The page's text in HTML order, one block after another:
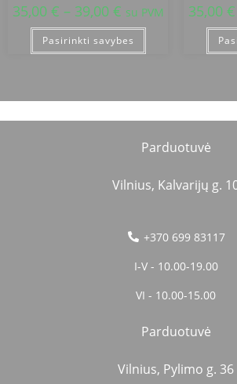
35,00 € – 39,00 € su PVM
Pasirinkti savybes
35,00 €
Parduotuvė
Vilnius, Kalvarijų g.
+370 699 83117
I-V - 10.00-19.00
VI - 10.00-15.00
Parduotuvė
Vilnius, Pylimo g. 36